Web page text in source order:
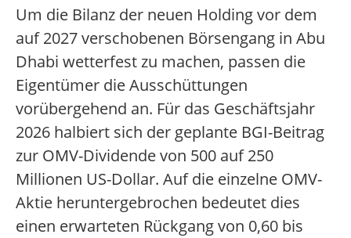
Um die Bilanz der neuen Holding vor dem
auf 2027 verschobenen Börsengang in Abu
Dhabi wetterfest zu machen, passen die
Eigentümer die Ausschüttungen
vorübergehend an. Für das Geschäftsjahr
2026 halbiert sich der geplante BGI-Beitrag
zur OMV-Dividende von 500 auf 250
Millionen US-Dollar. Auf die einzelne OMV-
Aktie heruntergebrochen bedeutet dies
einen erwarteten Rückgang von 0,60 bis